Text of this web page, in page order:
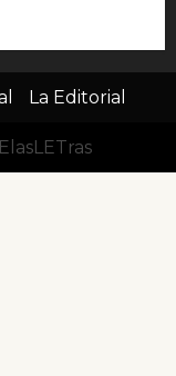
La Editorial